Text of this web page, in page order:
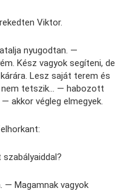
Viktor.
nyugodtan. —
Kész vagyok segíteni, de
Lesz saját terem és
nem tetszik… — habozott
akkor végleg elmegyek.
— Magamnak vagyok